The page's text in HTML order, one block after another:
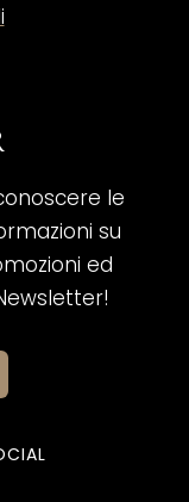
le
su
ed